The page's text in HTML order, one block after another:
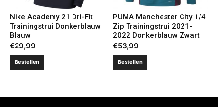
Nike Academy 21 Dri-Fit
Trainingstrui Donkerblauw
Blauw
€29,99
Bestellen
PUMA Manchester City 1/4
Zip Trainingstrui 2021-
2022 Donkerblauw Zwart
€53,99
Bestellen